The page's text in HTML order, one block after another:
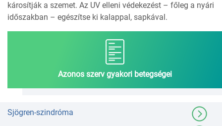
károsítják a szemet. Az UV elleni védekezést – főleg a nyári
időszakban – egészítse ki kalappal, sapkával.
Azonos szerv gyakori betegségei
Sjögren-szindróma